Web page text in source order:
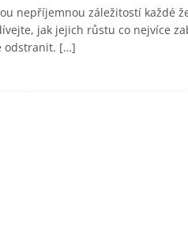
nepříjemnou záležitostí každé
jak jejich růstu co nejvíce
odstranit. […]